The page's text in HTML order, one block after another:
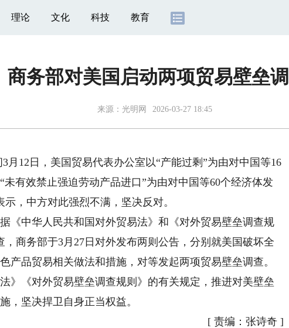
理论 文化 科技 教育
商务部对美国启动两项贸易壁垒
来源： 光明网 2026-03-27 18:45
月12日，美国贸易代表办公室以“产能过剩”为由对中国等16
未有效禁止强迫劳动产品进口”为由对中国等60个经济体发
，中方对此强烈不满，坚决反对。
中华人民共和国对外贸易法》和《对外贸易壁垒调查规
商务部于3月27日对外发布两则公告，分别就美国破坏全
产品贸易相关做法和措施，对等发起两项贸易壁垒调查。
《对外贸易壁垒调查规则》的有关规定，推进对美壁垒
，坚决捍卫自身正当权益。
[ 责编：张诗奇 ]